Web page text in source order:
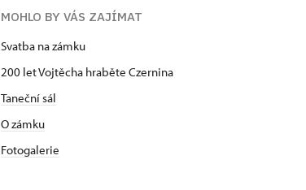
MOHLO BY VÁS ZAJÍMAT
Svatba na zámku
200 let Vojtěcha hraběte Czernina
Taneční sál
O zámku
Fotogalerie